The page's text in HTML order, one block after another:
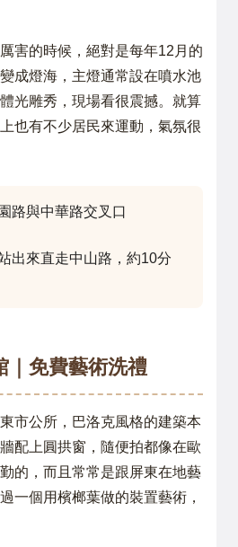
害的時候，絕對是每年12月的
成燈海，主燈通常設在噴水池
光雕秀，現場看很震撼。就算
也有不少居民來運動，氣氛很
路與中華路交叉口
出來直走中山路，約10分
｜免費藝術洗禮
市公所，巴洛克風格的建築本
配上圓拱窗，隨便拍都像在歐
的，而且常常是跟屏東在地藝
一個用檳榔葉做的裝置藝術，